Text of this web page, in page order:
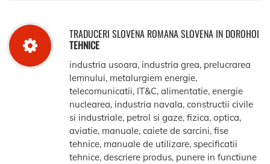
TRADUCERI SLOVENA ROMANA SLOVENA IN DOROHOI
TEHNICE
industria usoara, industria grea, prelucrarea
lemnului, metalurgiem energie,
telecomunicatii, IT&C, alimentatie, energie
nuclearea, industria navala, constructii civile
si industriale, petrol si gaze, fizica, optica,
aviatie, manuale, caiete de sarcini, fise
tehnice, manuale de utilizare, specificatii
tehnice, descriere produs, punere in functiune